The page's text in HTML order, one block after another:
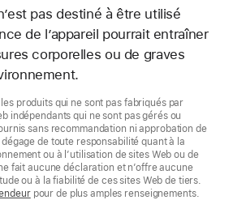
pas destiné à être utilisé
de l’appareil pourrait entraîner
corporelles ou de graves
produits qui ne sont pas fabriqués par
indépendants qui ne sont pas gérés ou
sans recommandation ni approbation de
dégage de toute responsabilité quant à la
ou à l’utilisation de sites Web ou de
fait aucune déclaration et n’offre aucune
ou à la fiabilité de ces sites Web de tiers.
pour de plus amples renseignements.